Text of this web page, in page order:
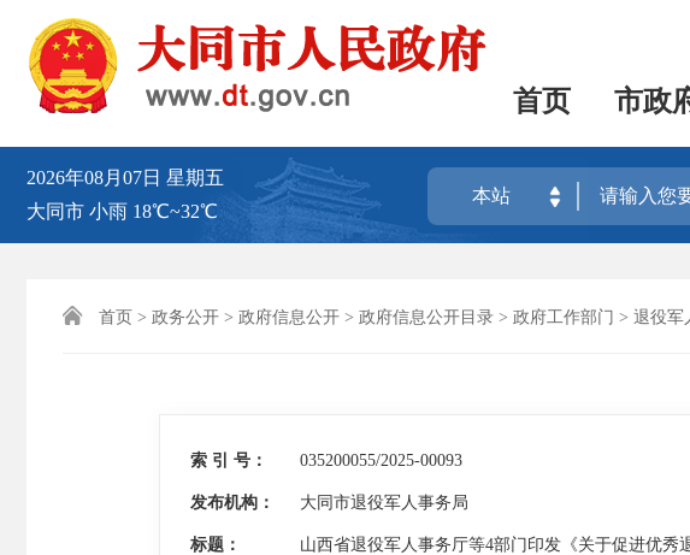
首页 市政
2026年08月07日 星期五
大同市 小雨 18℃~32℃
本站
 首页 > 政务公开 > 政府信息公开 > 政府信息公开目录 > 政府工作部门 > 退役军
索 引 号： 035200055/2025-00093
发布机构： 大同市退役军人事务局
标题：
山西省退役军人事务厅等4部门印发《关于促进优秀